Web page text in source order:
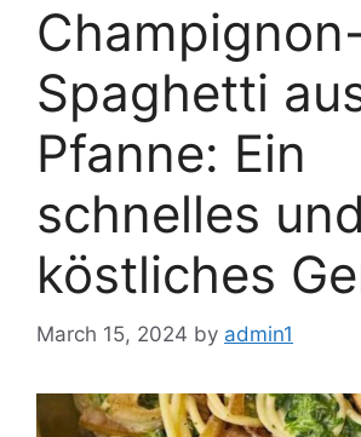
Spaghetti
Pfanne: Ein
schnelles und
köstliches
March 15, 2024 by admin1